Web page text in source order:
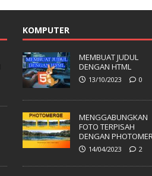
KOMPUTER
MEMBUAT JUDUL
DENGAN HTML
13/10/2023 0
MENGGABUNGKAN
FOTO TERPISAH
DENGAN
14/04/2023 2